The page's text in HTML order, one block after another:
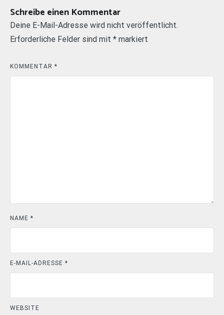
Schreibe einen Kommentar
Deine E-Mail-Adresse wird nicht veröffentlicht.
Erforderliche Felder sind mit * markiert
KOMMENTAR *
NAME *
E-MAIL-ADRESSE *
WEBSITE